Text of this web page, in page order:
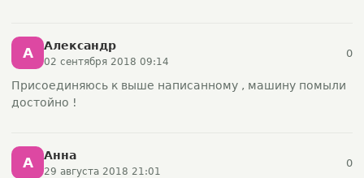
А Александр
02 сентября 2018 09:14
0
Присоединяюсь к выше написанному , машину помыли
достойно !
А Анна
29 августа 2018 21:01
0